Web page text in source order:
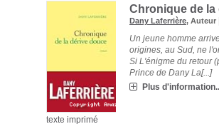
texte imprimé
Chronique de
Dany Laferrière, Auteur
Un jeune homme
origines, au Sud, ne
Si L'énigme du retour
Prince de Dany La[...]
Plus